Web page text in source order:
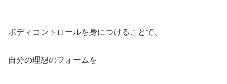
ボディコントロールを身につけることで、
自分の理想のフォームを